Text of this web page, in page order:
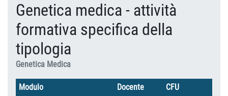
Genetica medica - attività
formativa specifica della
tipologia
Genetica Medica
Modulo Docente
CFU